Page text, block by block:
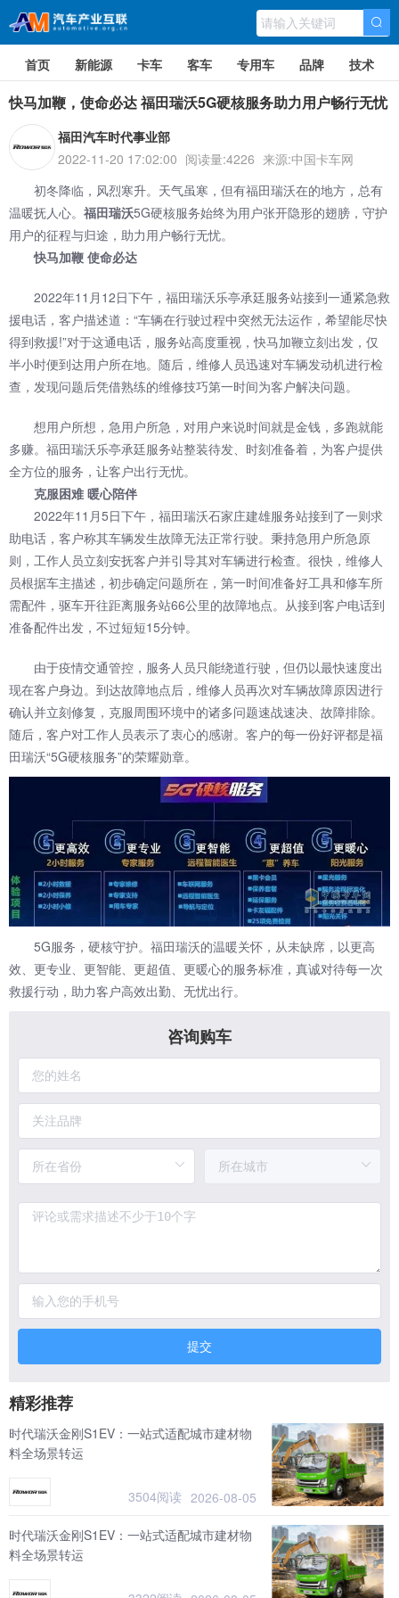
首页 新能源 卡车 客车 专用车 品牌 技术
快马加鞭，使命必达 福田瑞沃5G硬核服务助力用户畅行无忧
福田汽车时代事业部
2022-11-20 17:02:00 阅读量:4226 来源:中国卡车网
初冬降临，风烈寒升。天气虽寒，但有福田瑞沃在的地方，总有
温暖抚人心。 福田瑞沃5G硬核服务始终为用户张开隐形的翅膀，守护
用户的征程与归途，助力用户畅行无忧。
快马加鞭 使命必达
2022年11月12日下午， 福田瑞沃乐亭承廷服务站接到一通紧急救
援电话，客户描述道：“车辆在行驶过程中突然无法运作，希望能尽快
得到救援!”对于这通电话，服务站高度重视，快马加鞭立刻出发，仅
半小时便到达用户所在地。随后，维修人员迅速对车辆发动机进行检
查，发现问题后凭借熟练的维修技巧第一时间为客户解决问题。
想用户所想，急用户所急，对用户来说时间就是金钱，多跑就能
多赚。福田瑞沃乐亭承廷服务站整装待发、时刻准备着，为客户提供
全方位的服务，让客户出行无忧。
克服困难 暖心陪伴
2022年11月5日下午，福田瑞沃石家庄建雄服务站接到了一则求
助电话，客户称其车辆发生故障无法正常行驶。秉持急用户所急原
则，工作人员立刻安抚客户并引导其对车辆进行检查。很快，维修人
员根据车主描述，初步确定问题所在，第一时间准备好工具和修车所
需配件，驱车开往距离服务站66公里的故障地点。从接到客户电话到
准备配件出发，不过短短15分钟。
由于疫情交通管控，服务人员只能绕道行驶，但仍以最快速度出
现在客户身边。到达故障地点后，维修人员再次对车辆故障原因进行
确认并立刻修复，克服周围环境中的诸多问题速战速决、故障排除。
随后，客户对工作人员表示了衷心的感谢。客户的每一份好评都是福
田瑞沃“5G硬核服务”的荣耀勋章。
5G服务，硬核守护。福田瑞沃的温暖关怀，从未缺席，以更高
效、更专业、更智能、更超值、更暖心的服务标准，真诚对待每一次
救援行动，助力客户高效出勤、无忧出行。
咨询购车
提交
精彩推荐
时代瑞沃金刚S1EV：一站式适配城市建材物
料全场景转运
3504阅读 2026-08-05
时代瑞沃金刚S1EV：一站式适配城市建材物
料全场景转运